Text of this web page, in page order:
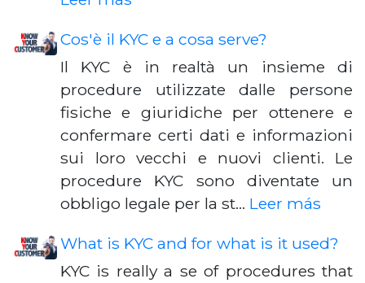
Cos'è il KYC e a cosa serve?
Il KYC è in realtà un insieme di
procedure utilizzate dalle persone
fisiche e giuridiche per ottenere e
confermare certi dati e informazioni
sui loro vecchi e nuovi clienti. Le
procedure KYC sono diventate un
obbligo legale per la st… Leer más
What is KYC and for what is it used?
KYC is really a se of procedures that